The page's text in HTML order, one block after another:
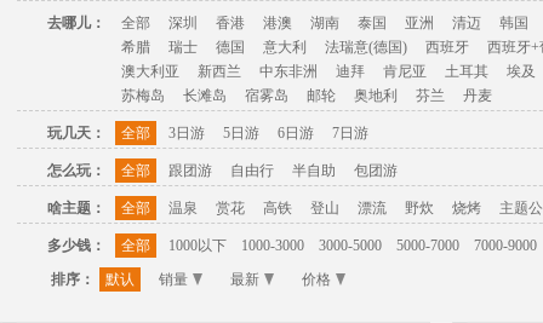
去哪儿： 全部 深圳 香港 港澳 湖南 泰国 亚洲 清迈
韩国
希腊
瑞士 德国 意大利 法瑞意(德国) 西班牙
西班牙+
澳大利亚
新西兰 中东非洲 迪拜 肯尼亚 土耳其
埃及
苏梅岛
长滩岛 宿雾岛 邮轮 奥地利 芬兰 丹麦
玩几天： 全部 3日游 5日游 6日游 7日游
怎么玩： 全部 跟团游 自由行 半自助 包团游
啥主题： 全部 温泉 赏花 高铁 登山 漂流 野炊 烧烤 主题
多少钱： 全部 1000以下 1000-3000 3000-5000 5000-7000
7000-9000
排序：
默认 销量 最新 价格